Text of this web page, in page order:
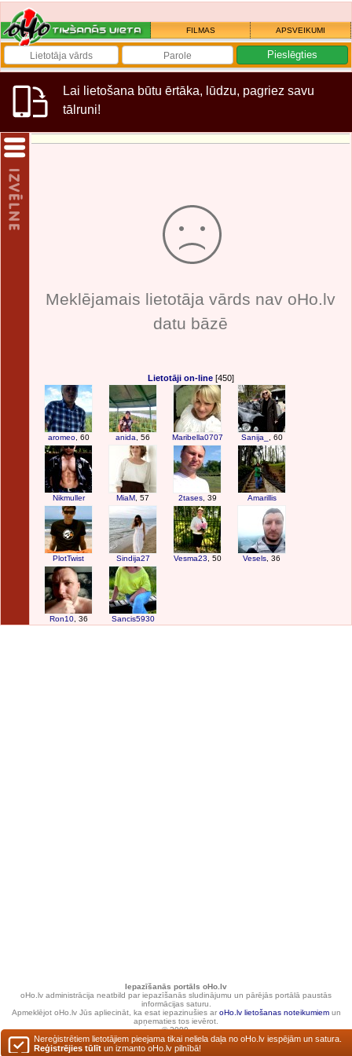
FILMAS APSVEIKUMI
Lai lietošana būtu ērtāka, lūdzu, pagriez savu
tālruni!
Meklējamais lietotāja vārds nav oHo.lv
datu bāzē
Lietotāji on-line[450]
aromeo, 60 anida , 56 Maribella0707 Sanija_ , 60
Nikmuller MiaM , 57 2tases, 39 Amarillis
PlotTwist Sindija27 Vesma23 , 50 Vesels , 36
Ron10, 36 Sancis5930
Iepazīšanās portāls oHo.lv
oHo.lv administrācija neatbild par iepazīšanās sludinājumu un pārējās portālā paustās
informācijas saturu.
Apmeklējot oHo.lv Jūs apliecināt, ka esat iepazinušies ar oHo.lv lietošanas noteikumiemun
apņematies tos ievērot.
© 2000.
Nereģistrētiem lietotājiem pieejama tikai neliela daļa no oHo.lv iespējām un satura.
Reģistrējies tūlīt un izmanto oHo.lv pilnībā!